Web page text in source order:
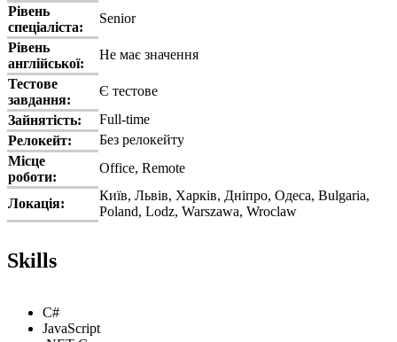
Рівень
спеціаліста:
Senior
Рівень
англійської:
Не має значення
Тестове
завдання:
Є тестове
Зайнятість:
Full-time
Релокейт:
Без релокейту
Місце
роботи:
Office, Remote
Локація:
Київ, Львів, Харків, Дніпро, Одеса, Bulgaria,
Poland, Lodz, Warszawa, Wroclaw
Skills
C#
JavaScript